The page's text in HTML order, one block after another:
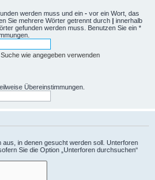
werden muss und ein - vor ein Wort, das
Sie mehrere Wörter getrennt durch | innerhalb
gefunden werden muss. Benutzen Sie ein *
wie angegeben verwenden
Übereinstimmungen.
in denen gesucht werden soll. Unterforen
Sie die Option „Unterforen durchsuchen“